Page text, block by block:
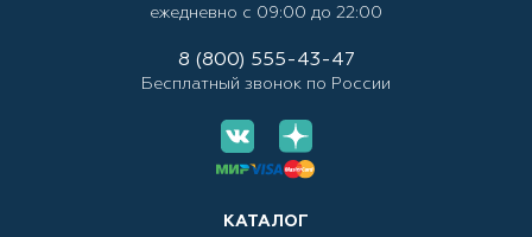
КАТАЛОГ
ежедневно с 09:00 до 22:00
8 (800) 555-43-47
Бесплатный звонок по России